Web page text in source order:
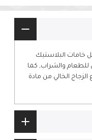
خامات البلاستيك
للطعام والشراب, كما
الزجاج الخالي من مادة